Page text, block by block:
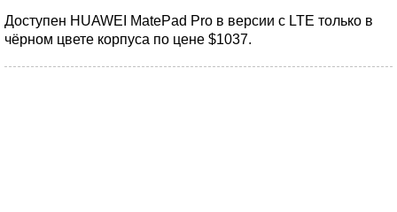
Доступен HUAWEI MatePad Pro в версии с LTE только в
чёрном цвете корпуса по цене $1037.